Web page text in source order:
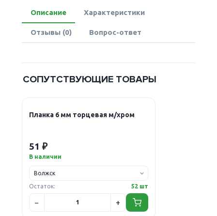
Описание Характеристики
Отзывы (0) Вопрос-ответ
СОПУТСТВУЮЩИЕ ТОВАРЫ
Планка 6 мм торцевая м/хром
51 ₽
В наличии
Остаток: 52 шт